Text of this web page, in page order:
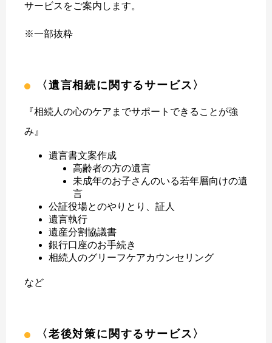
サービスをご案内します。
※一部抜粋
〈遺言相続に関するサービス〉
『相続人の心のケアまでサポートできることが強
み』
遺言書文案作成
高齢者の方の遺言
未成年のお子さんのいる若年層向けの遺
言
公証役場とのやりとり、証人
遺言執行
遺産分割協議書
銀行口座のお手続き
相続人のグリーフケアカウンセリング
など
〈老後対策に関するサービス〉